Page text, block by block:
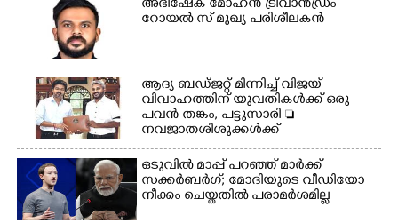
അഭിഷേക് മോഹൻ ട്രിവാൻഡ്രം
റോയൽ സ് മുഖ്യ പരിശീലകൻ
ആദ്യ ബഡ്ജറ്റ് മിന്നിച്ച് വിജയ്
വിവാഹത്തിന് യുവതികൾക്ക് ഒരു
പവൻ തങ്കം, പട്ടുസാരി 
നവജാതശിശുക്കൾക്ക്
സ്വർണമോതിരം  വിദ്യാർത്ഥികൾക്ക്
സൈക്കിൾ
ഒടുവിൽ മാപ്പ് പറഞ്ഞ് മാർക്ക്
സക്കർബർഗ്; മോദിയുടെ വീഡിയോ
നീക്കം ചെയ്തതിൽ പരാമർശമില്ല